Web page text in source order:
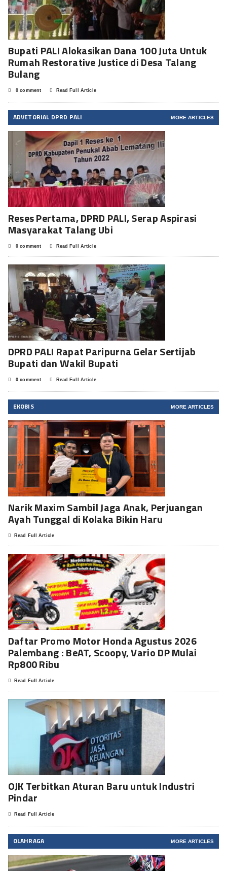
Bupati PALI Alokasikan Dana 100 Juta Untuk
Rumah Restorative Justice di Desa Talang
Bulang
0 comment Read Full Article
ADVETORIAL DPRD PALI MORE ARTICLES
Reses Pertama, DPRD PALI, Serap Aspirasi
Masyarakat Talang Ubi
0 comment Read Full Article
DPRD PALI Rapat Paripurna Gelar Sertijab
Bupati dan Wakil Bupati
0 comment Read Full Article
EKOBIS MORE ARTICLES
Narik Maxim Sambil Jaga Anak, Perjuangan
Ayah Tunggal di Kolaka Bikin Haru
Read Full Article
Daftar Promo Motor Honda Agustus 2026
Palembang : BeAT, Scoopy, Vario DP Mulai
Rp800 Ribu
Read Full Article
OJK Terbitkan Aturan Baru untuk Industri
Pindar
Read Full Article
OLAHRAGA MORE ARTICLES